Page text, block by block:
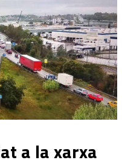
a la xarxa